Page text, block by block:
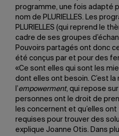
programme, une fois adapté
nom de PLURIELLES. Les
PLURIELLES (qui reprend le
cadre de ses groupes
Pouvoirs partagés ont donc
été conçus par et pour des
«Ce sont elles qui sont les
dont elles ont besoin. C’est
l’empowerment, qui repose
personnes ont le droit de
les concernent et qu’elles
requises pour trouver des
explique Joanne Otis. Dans